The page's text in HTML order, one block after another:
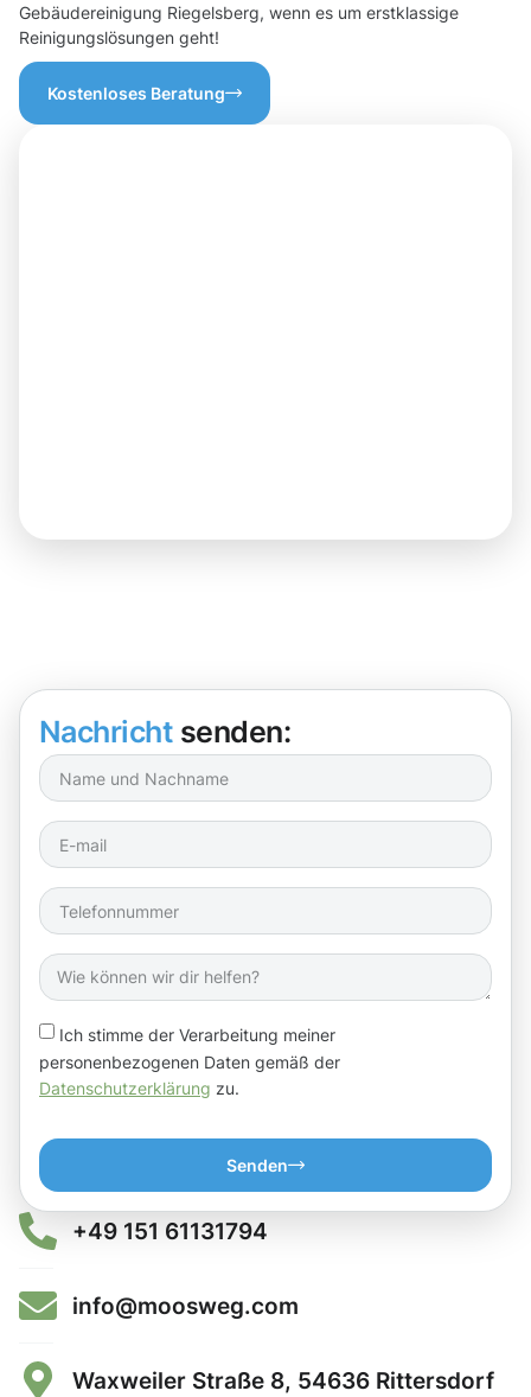
Gebäudereinigung Riegelsberg, wenn es um erstklassige
Reinigungslösungen geht!
Kostenloses Beratung
Nachricht senden:
Ich stimme der Verarbeitung meiner
personenbezogenen Daten gemäß der
Datenschutzerklärung zu.
Senden
+49 151 61131794
info@moosweg.com
Waxweiler Straße 8, 54636 Rittersdorf